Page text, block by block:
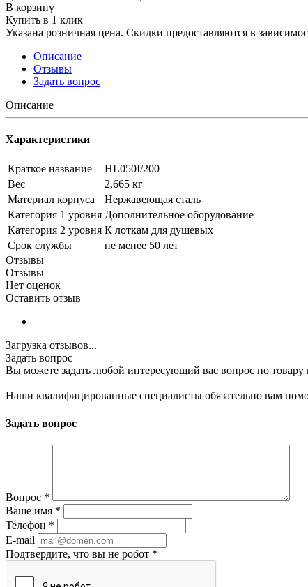
В корзину
Купить в 1 клик
Указана розничная цена. Скидки предоставляются в
Описание
Отзывы
Задать вопрос
Описание
Характеристики
Краткое название
HL050I/200
Вес
2,665 кг
Материал корпуса
Нержавеющая сталь
Категория 1 уровня Дополнительное оборудование
Категория 2 уровня К лоткам для душевых
Срок службы
не менее 50 лет
Отзывы
Отзывы
Нет оценок
Оставить отзыв
Загрузка отзывов...
Задать вопрос
Вы можете задать любой интересующий вас вопрос по товару
Наши квалифицированные специалисты обязательно вам
Задать вопрос
Вопрос *
Ваше имя *
Телефон *
E-mail
Подтвердите, что вы не робот *